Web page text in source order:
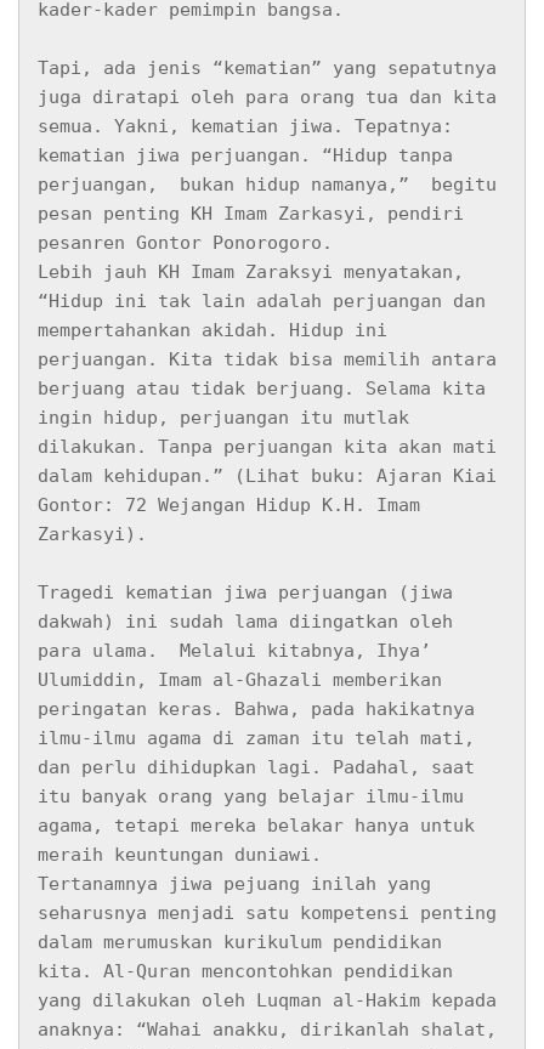
kader-kader pemimpin bangsa.
Tapi, ada jenis “kematian” yang sepatutnya
juga diratapi oleh para orang tua dan kita
semua. Yakni, kematian jiwa. Tepatnya:
kematian jiwa perjuangan. “Hidup tanpa
perjuangan,  bukan hidup namanya,”  begitu
pesan penting KH Imam Zarkasyi, pendiri
pesanren Gontor Ponorogoro.
Lebih jauh KH Imam Zaraksyi menyatakan,
“Hidup ini tak lain adalah perjuangan dan
mempertahankan akidah. Hidup ini
perjuangan. Kita tidak bisa memilih antara
berjuang atau tidak berjuang. Selama kita
ingin hidup, perjuangan itu mutlak
dilakukan. Tanpa perjuangan kita akan mati
dalam kehidupan.” (Lihat buku: Ajaran Kiai
Gontor: 72 Wejangan Hidup K.H. Imam
Zarkasyi).
Tragedi kematian jiwa perjuangan (jiwa
dakwah) ini sudah lama diingatkan oleh
para ulama.  Melalui kitabnya, Ihya’
Ulumiddin, Imam al-Ghazali memberikan
peringatan keras. Bahwa, pada hakikatnya
ilmu-ilmu agama di zaman itu telah mati,
dan perlu dihidupkan lagi. Padahal, saat
itu banyak orang yang belajar ilmu-ilmu
agama, tetapi mereka belakar hanya untuk
meraih keuntungan duniawi.
Tertanamnya jiwa pejuang inilah yang
seharusnya menjadi satu kompetensi penting
dalam merumuskan kurikulum pendidikan
kita. Al-Quran mencontohkan pendidikan
yang dilakukan oleh Luqman al-Hakim kepada
anaknya: “Wahai anakku, dirikanlah shalat,